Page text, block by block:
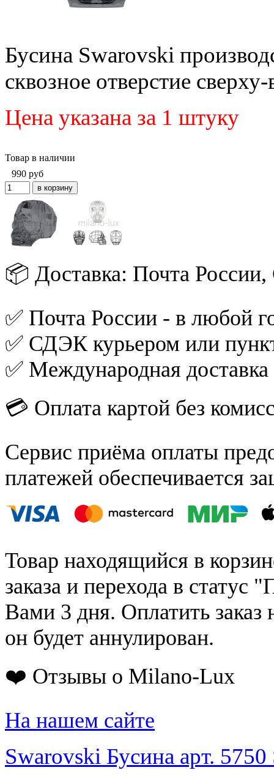
Бусина Swarovski
сквозное отверстие
Цена указана за 1 штуку
Товар в наличии
990 руб
📦 Доставка: Почта
✅ Почта России - в любой
✅ СДЭК курьером или
✅ Международная
💳 Оплата картой без
Сервис приёма оплаты
платежей обеспечивается
Товар находящийся в
заказа и перехода в статус
Вами 3 дня. Оплатить заказ
он будет аннулирован.
❤️ Отзывы о Milano-Lux
На нашем сайте
Swarovski Бусина арт.